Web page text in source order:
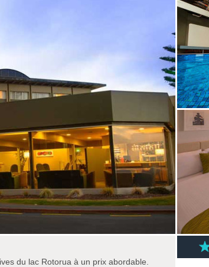
du lac Rotorua à un prix abordable.